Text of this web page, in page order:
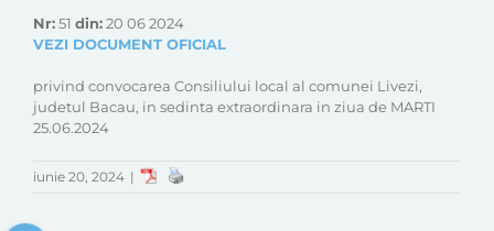
Nr:51 din:20 06 2024
VEZI DOCUMENT OFICIAL
privind convocarea Consiliului local al comunei Livezi,
judetul Bacau, in sedinta extraordinara in ziua de MARTI
25.06.2024
iunie 20, 2024 |